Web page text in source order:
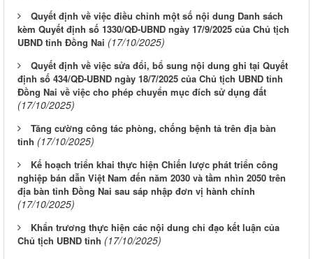
Quyết định về việc điều chỉnh một số nội dung Danh sách
kèm Quyết định số 1330/QĐ-UBND ngày 17/9/2025 của Chủ tịch
UBND tỉnh Đồng Nai (17/10/2025)
Quyết định về việc sửa đổi, bổ sung nội dung ghi tại Quyết
định số 434/QĐ-UBND ngày 18/7/2025 của Chủ tịch UBND tỉnh
Đồng Nai về việc cho phép chuyển mục đích sử dụng đất
(17/10/2025)
Tăng cường công tác phòng, chống bệnh tả trên địa bàn
tỉnh (17/10/2025)
Kế hoạch triển khai thực hiện Chiến lược phát triển công
nghiệp bán dẫn Việt Nam đến năm 2030 và tầm nhìn 2050 trên
địa bàn tỉnh Đồng Nai sau sáp nhập đơn vị hành chính
(17/10/2025)
Khẩn trương thực hiện các nội dung chỉ đạo kết luận của
Chủ tịch UBND tỉnh (17/10/2025)